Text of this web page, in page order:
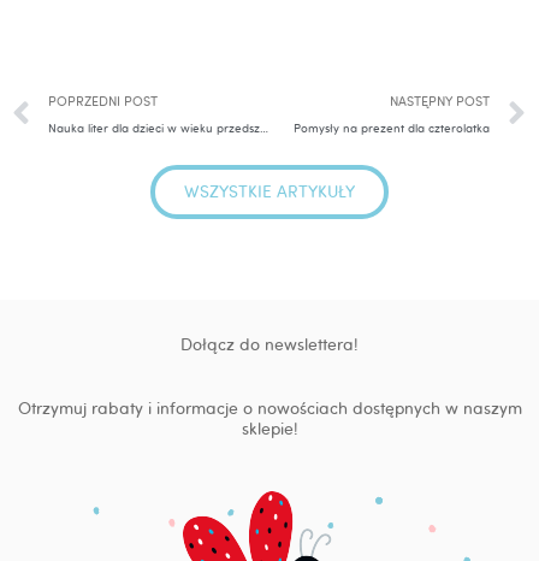
Prev
POPRZEDNI POST NASTĘPNY POST
Pomysły na prezent dla czterolatka
WSZYSTKIE ARTYKUŁY
Dołącz do newslettera!
Otrzymuj rabaty i informacje o nowościach dostępnych w naszym
sklepie!